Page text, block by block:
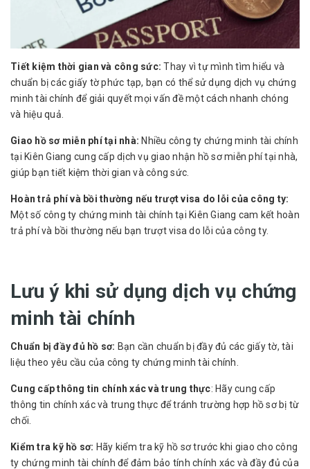
Tiết kiệm thời gian và công sức: Thay vì tự mình tìm hiểu và
chuẩn bị các giấy tờ phức tạp, bạn có thể sử dụng dịch vụ chứng
minh tài chính để giải quyết mọi vấn đề một cách nhanh chóng
và hiệu quả.
Giao hồ sơ miễn phí tại nhà:Nhiều công ty chứng minh tài chính
tại Kiên Giang cung cấp dịch vụ giao nhận hồ sơ miễn phí tại nhà,
giúp bạn tiết kiệm thời gian và công sức.
Hoàn trả phí và bồi thường nếu trượt visa do lỗi của công ty:
Một số công ty chứng minh tài chính tại Kiên Giang cam kết hoàn
trả phí và bồi thường nếu bạn trượt visa do lỗi của công ty.
Lưu ý khi sử dụng dịch vụ chứng
minh tài chính
Chuẩn bị đầy đủ hồ sơ: Bạn cần chuẩn bị đầy đủ các giấy tờ, tài
liệu theo yêu cầu của công ty chứng minh tài chính.
Cung cấp thông tin chính xác và trung thực: Hãy cung cấp
thông tin chính xác và trung thực để tránh trường hợp hồ sơ bị từ
chối.
Kiểm tra kỹ hồ sơ: Hãy kiểm tra kỹ hồ sơ trước khi giao cho công
ty chứng minh tài chính để đảm bảo tính chính xác và đầy đủ của